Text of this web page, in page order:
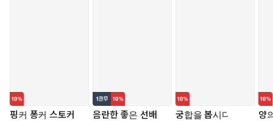
핑커 퐁커 스토커 음란한 좋은 선배 궁합을 봅시다 양